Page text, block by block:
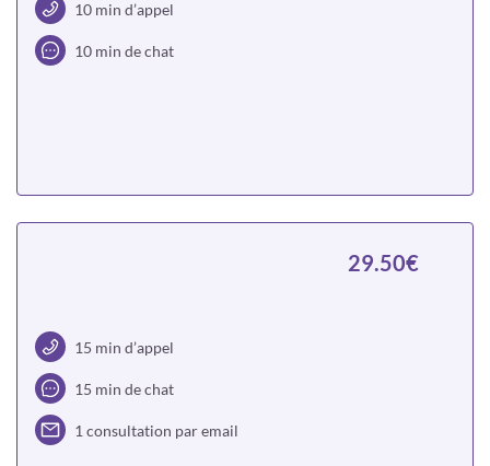
10 min d’appel
10 min de chat
15 min d’appel
15 min de chat
1 consultation par email
29.50€